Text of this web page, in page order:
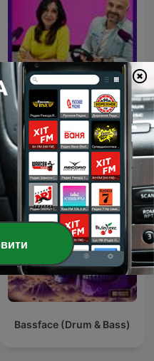
¡Buenos días, Javi y Mar!
Bassface (Drum & Bass)